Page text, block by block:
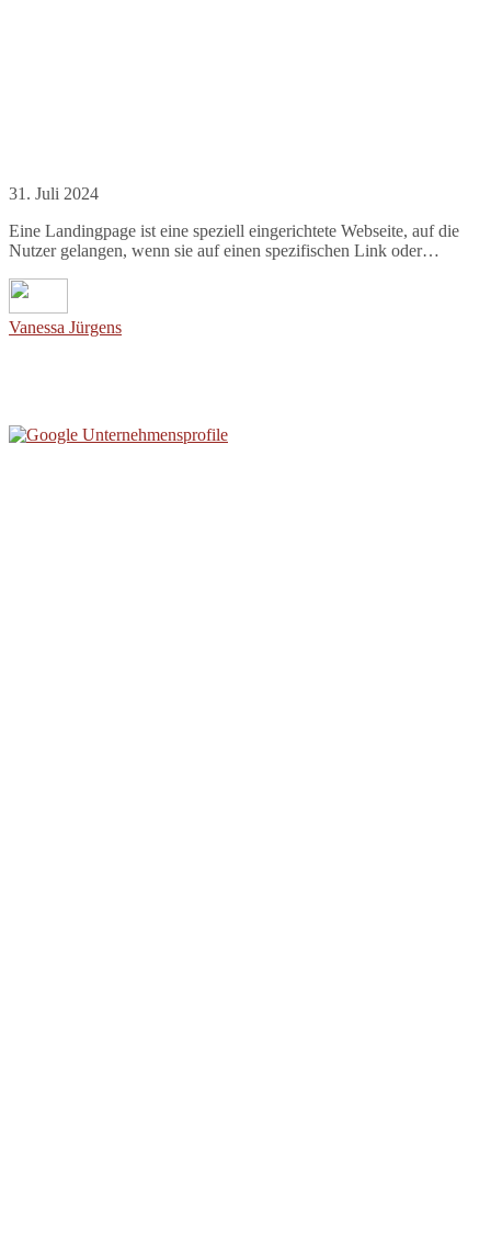
31. Juli 2024
Eine Landingpage ist eine speziell eingerichtete Webseite, auf die
Nutzer gelangen, wenn sie auf einen spezifischen Link oder…
Vanessa Jürgens